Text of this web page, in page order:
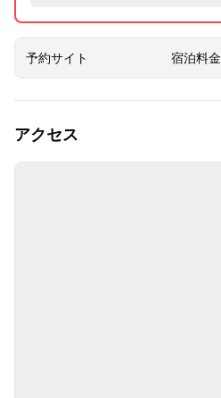
予約サイト 宿泊料金
アクセス